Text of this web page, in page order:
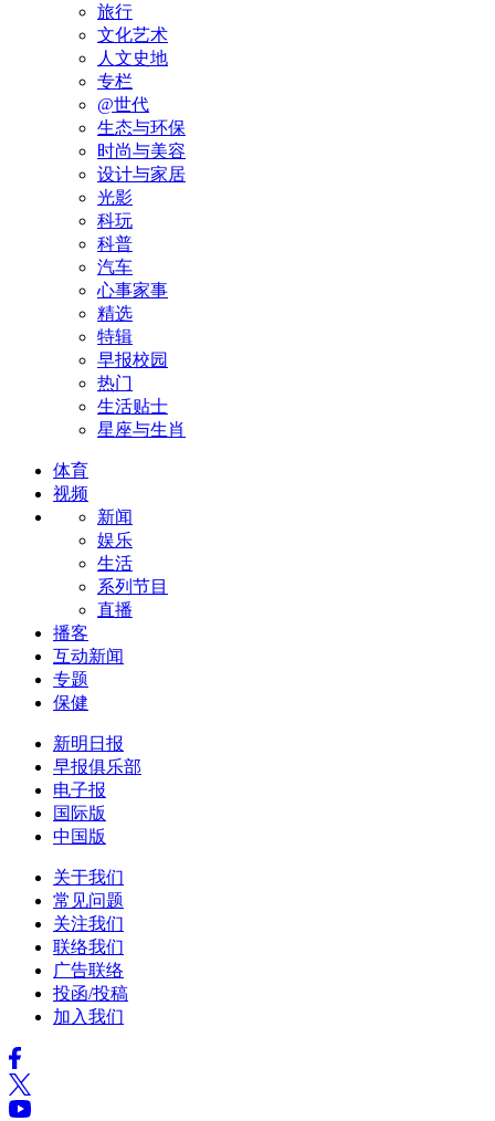
旅行
文化艺术
人文史地
专栏
@世代
生态与环保
时尚与美容
设计与家居
光影
科玩
科普
汽车
心事家事
精选
特辑
早报校园
热门
生活贴士
星座与生肖
体育
视频
新闻
娱乐
生活
系列节目
直播
播客
互动新闻
专题
保健
新明日报
早报俱乐部
电子报
国际版
中国版
关于我们
常见问题
关注我们
联络我们
广告联络
投函/投稿
加入我们